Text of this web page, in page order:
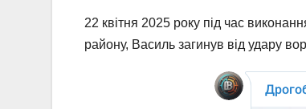
22 квітня 2025 року під час
району, Василь загинув від удару